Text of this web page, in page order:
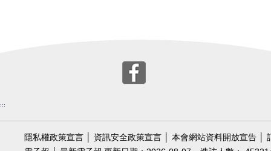
:::
隱私權政策宣言 資訊安全政策宣言 本會網站資料開放宣告